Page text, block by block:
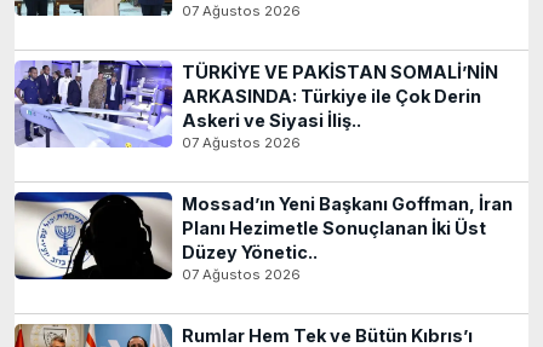
07 Ağustos 2026
TÜRKİYE VE PAKİSTAN SOMALİ’NİN
ARKASINDA: Türkiye ile Çok Derin
Askeri ve Siyasi İliş..
07 Ağustos 2026
Mossad’ın Yeni Başkanı Goffman, İran
Planı Hezimetle Sonuçlanan İki Üst
Düzey Yönetic..
07 Ağustos 2026
Rumlar Hem Tek ve Bütün Kıbrıs’ı